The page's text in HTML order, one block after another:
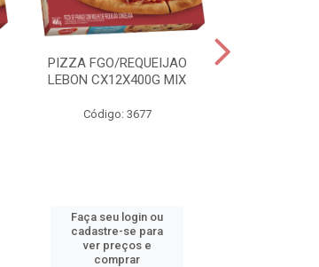
PIZZA FGO/REQUEIJAO
LEBON CX12X400G MIX
Código: 3677
Faça seu login ou
cadastre-se para
ver preços e
comprar